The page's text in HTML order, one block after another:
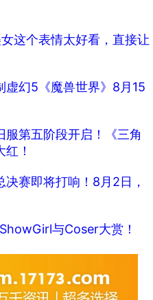
这个表情太好看，直接让
虚幻5《魔兽世界》8月15
第五阶段开启！《三角
！
决赛即将打响！8月2日，
与Coser大赏！